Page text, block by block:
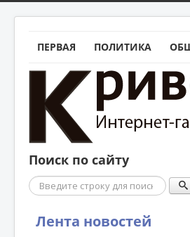
ПЕРВАЯ ПОЛИТИКА
Поиск по сайту
Поиск
Лента новостей